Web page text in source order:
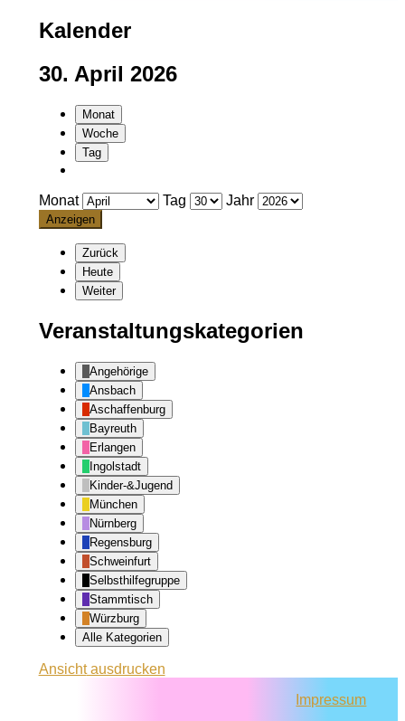
Kalender
30. April 2026
Monat
Woche
Tag
Monat Tag Jahr
Zurück
Heute
Weiter
Veranstaltungskategorien
Angehörige
Ansbach
Aschaffenburg
Bayreuth
Erlangen
Ingolstadt
Kinder-&Jugend
München
Nürnberg
Regensburg
Schweinfurt
Selbsthilfegruppe
Stammtisch
Würzburg
Alle Kategorien
Ansichtausdrucken
Impressum